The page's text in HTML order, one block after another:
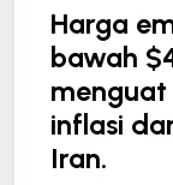
Harga
bawah
inflasi
Iran.